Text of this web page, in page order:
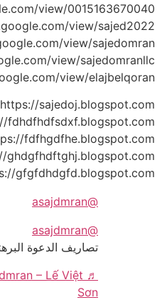
view/0015163670040
view/sajed2022
view/sajedomran
view/sajedomranllc
view/elajbelqoran
https://sajedoj.blogspot.com
fdhdfhdfsdxf.blogspot.com
fdfhgdfhe.blogspot.com
ghdgfhdftghj.blogspot.com
gfgfdhdgfd.blogspot.com
@asajdmran
@asajdmran
تصاريف الدعوة
– Lế Việt
Sơn